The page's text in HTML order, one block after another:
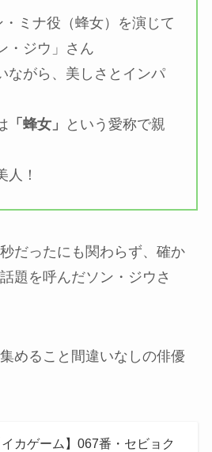
・ミナ役（蜂女）を演じて
・ジウ」さん
ながら、美しさとインパ
「蜂女」
という愛称で親
人！
だったにも関わらず、確か
題を呼んだソン・ジウさ
めること間違いなしの俳優
イカゲーム】067番・セビョク